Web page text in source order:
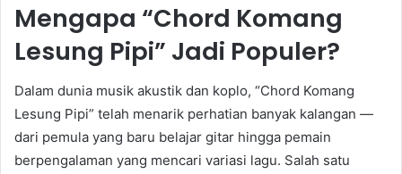
Mengapa “Chord Komang
Lesung Pipi” Jadi Populer?
Dalam dunia musik akustik dan koplo, “Chord Komang
Lesung Pipi” telah menarik perhatian banyak kalangan —
dari pemula yang baru belajar gitar hingga pemain
berpengalaman yang mencari variasi lagu. Salah satu